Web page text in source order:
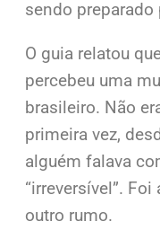
sendo preparado
O guia relatou
percebeu uma
brasileiro. Não
primeira vez,
alguém falava
“irreversível”. Foi
outro rumo.